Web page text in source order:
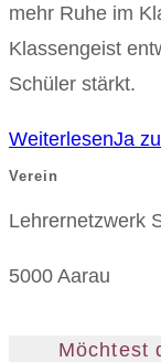
mehr Ruhe im
Klassengeist
Schüler stärkt.
WeiterlesenJa
Verein
Lehrernetzwerk
5000 Aarau
Möchtest